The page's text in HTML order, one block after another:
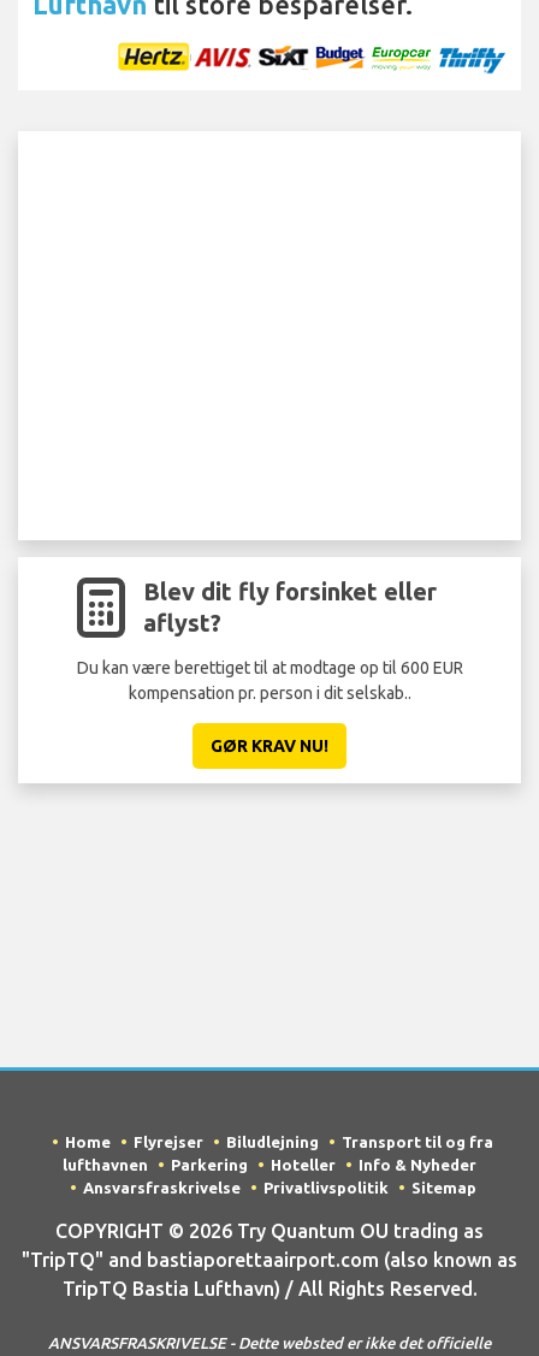
Blev dit fly forsinket eller
aflyst?
Du kan være berettiget til at modtage op til 600 EUR
kompensation pr. person i dit selskab..
GØR KRAV NU!
Home Flyrejser Biludlejning
Transport til og fra
lufthavnen
Parkering Hoteller
Info & Nyheder
Ansvarsfraskrivelse
Privatlivspolitik Sitemap
COPYRIGHT © 2026 Try Quantum OU trading as
"TripTQ" and bastiaporettaairport.com (also known as
TripTQ Bastia Lufthavn) / All Rights Reserved.
ANSVARSFRASKRIVELSE - Dette websted er ikke det officielle